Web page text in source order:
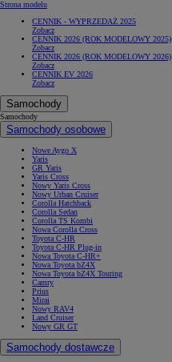
Strona modelu
CENNIK - WYPRZEDAŻ 2025
Zobacz
CENNIK 2026 (ROK MODELOWY 2025)
Zobacz
CENNIK 2026 (ROK MODELOWY 2026)
Zobacz
CENNIK EV 2026
Zobacz
Samochody
Samochody
Samochody osobowe
Nowe Aygo X
Yaris
GR Yaris
Yaris Cross
Nowy Yaris Cross
Nowy Urban Cruiser
Corolla Hatchback
Corolla Sedan
Corolla TS Kombi
Nowa Corolla Cross
Toyota C-HR
Toyota C-HR Plug-in
Nowa Toyota C-HR+
Nowa Toyota bZ4X
Nowa Toyota bZ4X Touring
Camry
Prius
Mirai
Nowy RAV4
Land Cruiser
Nowy GR GT
Samochody dostawcze